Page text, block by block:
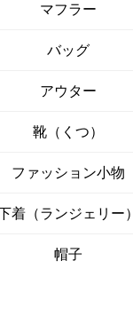
マフラー
バッグ
アウター
靴（くつ）
ファッション小物
着（ランジェリー）
帽子